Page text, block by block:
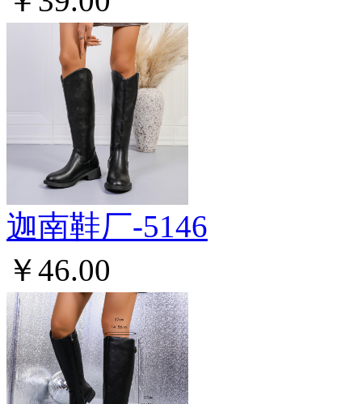
迦南鞋厂-5146
￥46.00